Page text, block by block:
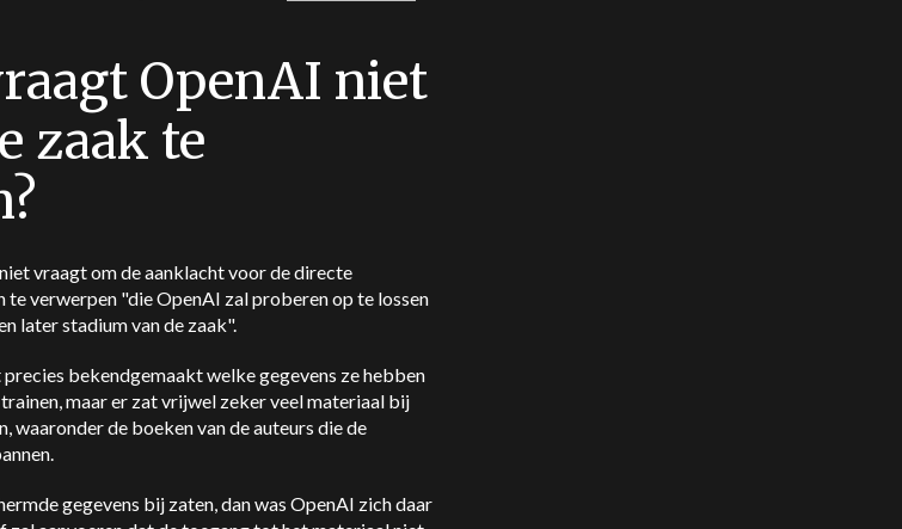
OpenAI niet
zaak te
vraagt om de aanklacht voor de directe
te verwerpen "die OpenAI zal proberen op te lossen
later stadium van de zaak".
bekendgemaakt welke gegevens ze hebben
maar er zat vrijwel zeker veel materiaal bij
waaronder de boeken van de auteurs die de
gegevens bij zaten, dan was OpenAI zich daar